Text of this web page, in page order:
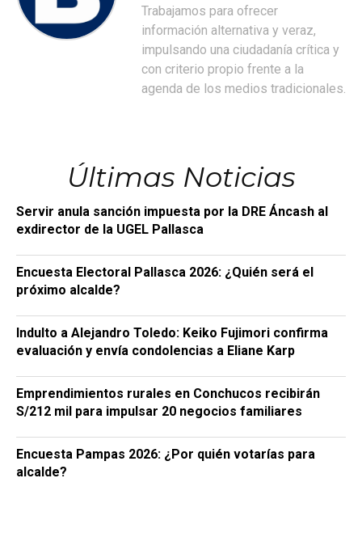
Trabajamos para ofrecer
información alternativa y veraz,
impulsando una ciudadanía crítica y
con criterio propio frente a la
agenda de los medios tradicionales.
Últimas Noticias
Servir anula sanción impuesta por la DRE Áncash al
exdirector de la UGEL Pallasca
Encuesta Electoral Pallasca 2026: ¿Quién será el
próximo alcalde?
Indulto a Alejandro Toledo: Keiko Fujimori confirma
evaluación y envía condolencias a Eliane Karp
Emprendimientos rurales en Conchucos recibirán
S/212 mil para impulsar 20 negocios familiares
Encuesta Pampas 2026: ¿Por quién votarías para
alcalde?